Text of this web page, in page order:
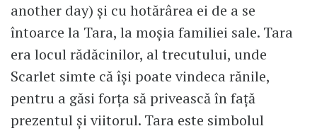
another day) și cu hotărârea ei de a se
întoarce la Tara, la moșia familiei sale. Tara
era locul rădăcinilor, al trecutului, unde
Scarlet simte că își poate vindeca rănile,
pentru a găsi forța să privească în față
prezentul și viitorul. Tara este simbolul